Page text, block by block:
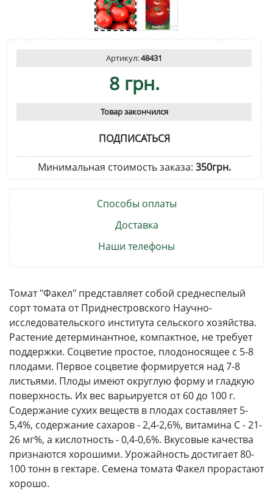
Артикул:48431
8 грн.
Товар закончился
ПОДПИСАТЬСЯ
Минимальная стоимость заказа: 350грн.
Способы оплаты
Доставка
Наши телефоны
Томат "Факел" представляет собой среднеспелый
сорт томата от Приднестровского Научно-
исследовательского института сельского хозяйства.
Растение детерминантное, компактное, не требует
поддержки. Соцветие простое, плодоносящее с 5-8
плодами. Первое соцветие формируется над 7-8
листьями. Плоды имеют округлую форму и гладкую
поверхность. Их вес варьируется от 60 до 100 г.
Содержание сухих веществ в плодах составляет 5-
5,4%, содержание сахаров - 2,4-2,6%, витамина С - 21-
26 мг%, а кислотность - 0,4-0,6%. Вкусовые качества
признаются хорошими. Урожайность достигает 80-
100 тонн в гектаре. Семена томата Факел прорастают
хорошо.